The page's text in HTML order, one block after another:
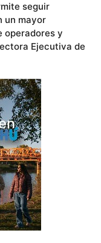
seguir
un mayor
operadores y
Ejecutiva de